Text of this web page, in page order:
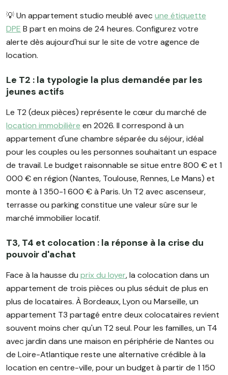
💡 Un appartement studio meublé avecune étiquette
DPE B part en moins de 24 heures. Configurez votre
alerte dès aujourd'hui sur le site de votre agence de
location.
Le T2 : la typologie la plus demandée par les
jeunes actifs
Le T2 (deux pièces) représente le cœur du marché de
location immobilière en 2026. Il correspond à un
appartement d'une chambre séparée du séjour, idéal
pour les couples ou les personnes souhaitant un espace
de travail. Le budget raisonnable se situe entre 800 € et 1
000 € en région (Nantes, Toulouse, Rennes, Le Mans) et
monte à 1 350-1 600 € à Paris. Un T2 avec ascenseur,
terrasse ou parking constitue une valeur sûre sur le
marché immobilier locatif.
T3, T4 et colocation : la réponse à la crise du
pouvoir d'achat
Face à la hausse du prix du loyer, la colocation dans un
appartement de trois pièces ou plus séduit de plus en
plus de locataires. À Bordeaux, Lyon ou Marseille, un
appartement T3 partagé entre deux colocataires revient
souvent moins cher qu'un T2 seul. Pour les familles, un T4
avec jardin dans une maison en périphérie de Nantes ou
de Loire-Atlantique reste une alternative crédible à la
location en centre-ville, pour un budget à partir de 1 150